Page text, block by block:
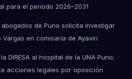
para el periodo 2026–2031
de Puno solicita investigar
Vargas en comisaría de Ayaviri
DIRESA al hospital de la UNA Puno;
acciones legales por oposición